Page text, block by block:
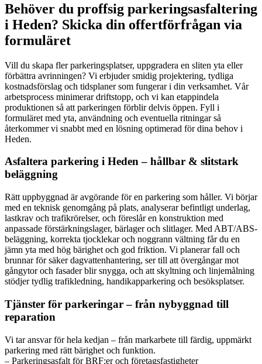
Behöver du proffsig parkeringsasfaltering
i Heden? Skicka din offertförfrågan via
formuläret
Vill du skapa fler parkeringsplatser, uppgradera en sliten yta eller
förbättra avrinningen? Vi erbjuder smidig projektering, tydliga
kostnadsförslag och tidsplaner som fungerar i din verksamhet. Vår
arbetsprocess minimerar driftstopp, och vi kan etappindela
produktionen så att parkeringen förblir delvis öppen. Fyll i
formuläret med yta, användning och eventuella ritningar så
återkommer vi snabbt med en lösning optimerad för dina behov i
Heden.
Asfaltera parkering i Heden – hållbar & slitstark
beläggning
Rätt uppbyggnad är avgörande för en parkering som håller. Vi börjar
med en teknisk genomgång på plats, analyserar befintligt underlag,
lastkrav och trafikrörelser, och föreslår en konstruktion med
anpassade förstärkningslager, bärlager och slitlager. Med ABT/ABS-
beläggning, korrekta tjocklekar och noggrann vältning får du en
jämn yta med hög bärighet och god friktion. Vi planerar fall och
brunnar för säker dagvattenhantering, ser till att övergångar mot
gångytor och fasader blir snygga, och att skyltning och linjemålning
stödjer tydlig trafikledning, handikapparkering och besöksplatser.
Tjänster för parkeringar – från nybyggnad till
reparation
Vi tar ansvar för hela kedjan – från markarbete till färdig, uppmärkt
parkering med rätt bärighet och funktion.
– Parkeringsasfalt för BRF:er och företagsfastigheter